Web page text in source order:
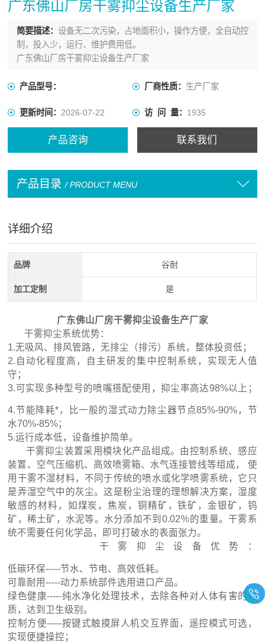
广东佛山厂房干雾抑尘设备生产厂家
简要描述： 设备无二次污染，占地面积小，操作方便，全自动控
制，投入少，运行、维护费用低。
广东佛山厂房干雾抑尘设备生产厂家
产品型号： 厂商性质： 生产厂家
更新时间：2026-07-22 访 问 量： 1935
产品咨询 联系我们
产品目录 / PRODUCT MENU
详细介绍
品牌 谷耐
加工定制 是
广东佛山厂房干雾抑尘设备生产厂家
干雾抑尘系统优势：
1.无吸风、排风管路，无排尘（排污）系统，整体投资低；
2.自动化程度高，自主研发的集中控制系统，实现无人值
守；
3.可实现多种型号的喷嘴搭配使用，抑尘率高达98%以上；
4.节能降耗*，比一般的湿式动力除尘器节点85%-90%，节
水70%-85%；
5.运行成本低，设备维护简单。
干雾抑尘装置采用模块化产品组成。由控制系统、感应
装置、空气压缩机、高效喷雾箱、水气连接管线等组成， 使
用干雾不湿材料，不同于传统的喷水或化学喷雾系统，它只
是弄湿空气中的灰尘。这是粉尘治理的理想解决方案，湿度
敏感的材料，如煤炭，焦炭，铜精矿，铁矿，金银矿，钨
矿，稀土矿，水泥等。水分添加不到0.02％的重量。干雾系
统不需要任何化学品，即可打破水的表面张力。
干雾抑尘设备优势：
低碳环保-----节水、节电、高效低耗。
可靠耐用-----动力系统部件选用进口产品。
绿色健康-----纯水净化处理技术，去除各种对人体有害的物
质，达到卫生级别。
控制方便-----按键式触摸屏人机交互界面，遥控模式可选，
实现便捷操控；